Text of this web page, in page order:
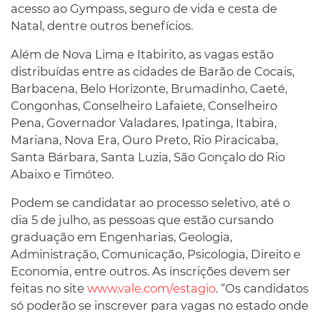
acesso ao Gympass, seguro de vida e cesta de
Natal, dentre outros benefícios.
Além de Nova Lima e Itabirito, as vagas estão
distribuídas entre as cidades de Barão de Cocais,
Barbacena, Belo Horizonte, Brumadinho, Caeté,
Congonhas, Conselheiro Lafaiete, Conselheiro
Pena, Governador Valadares, Ipatinga, Itabira,
Mariana, Nova Era, Ouro Preto, Rio Piracicaba,
Santa Bárbara, Santa Luzia, São Gonçalo do Rio
Abaixo e Timóteo.
Podem se candidatar ao processo seletivo, até o
dia 5 de julho, as pessoas que estão cursando
graduação em Engenharias, Geologia,
Administração, Comunicação, Psicologia, Direito e
Economia, entre outros. As inscrições devem ser
feitas no site www.vale.com/estagio. “Os candidatos
só poderão se inscrever para vagas no estado onde